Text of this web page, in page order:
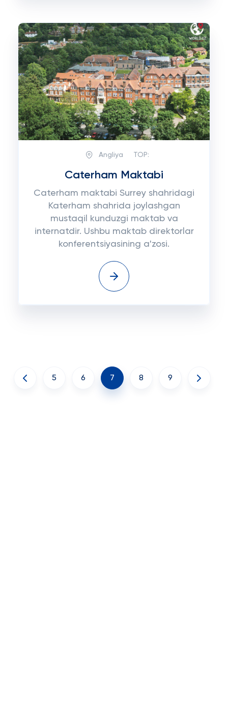
Angliya TOP:
Caterham Maktabi
Caterham maktabi Surrey shahridagi
Katerham shahrida joylashgan
mustaqil kunduzgi maktab va
internatdir. Ushbu maktab direktorlar
konferentsiyasining a'zosi.
5 6 7 8 9